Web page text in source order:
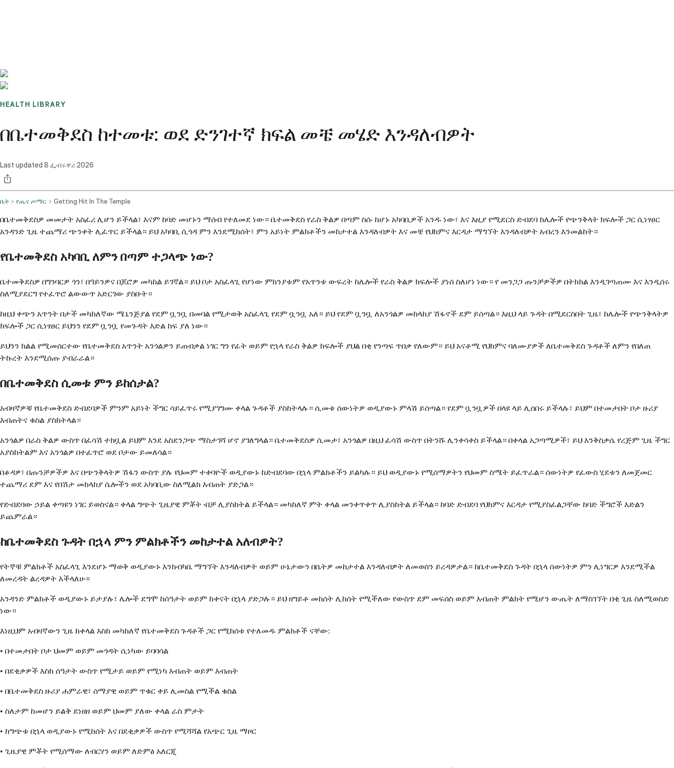
HEALTH LIBRARY
በቤተመቅደስ ከተመቱ: ወደ ድንገተኛ ክፍል መቼ መሄድ እንዳለብዎት
Last updated 8 ፌብሩዋሪ 2026
ቤት የጤና ጦማር Getting Hit In The Temple
በቤተመቅደስዎ መመታት አስፈሪ ሊሆን ይችላል፣ እናም ከባድ መሆኑን ማሰብ የተለመደ ነው። ቤተመቅደስ የራስ ቅልዎ በጣም ስሱ ከሆኑ አካባቢዎች አንዱ ነው፣ እና እዚያ የሚደርስ ድብደባ ከሌሎች የጭንቅላት ክፍሎች ጋር ሲነፃፀር
አንዳንድ ጊዜ ተጨማሪ ጭንቀት ሊፈጥር ይችላል። ይህ አካባቢ ሲጎዳ ምን እንደሚከሰት፣ ምን አይነት ምልክቶችን መከታተል እንዳለብዎት እና መቼ የህክምና እርዳታ ማግኘት እንዳለብዎት አብረን እንመልከት።
የቤተመቅደስ አካባቢ ለምን በጣም ተጋላጭ ነው?
ቤተመቅደስዎ በግንባርዎ ጎን፣ በዓይንዎና በጆሮዎ መካከል ይገኛል። ይህ ቦታ አስፈላጊ የሆነው ምክንያቱም የአጥንቱ ውፍረት ከሌሎች የራስ ቅልዎ ክፍሎች ያነሰ ስለሆነ ነው። የ መንጋጋ ጡንቻዎችዎ በትክክል እንዲገጣጠሙ እና እንዲሰሩ
ስለሚያደርግ የተፈጥሮ ልውውጥ አድርገው ያስቡት።
ከዚህ ቀጭን አጥንት በታች መካከለኛው ሜኒንጅያል የደም ቧንቧ በመባል የሚታወቅ አስፈላጊ የደም ቧንቧ አለ። ይህ የደም ቧንቧ ለአንጎልዎ መከላከያ ሽፋኖች ደም ይሰጣል። እዚህ ላይ ጉዳት በሚደርስበት ጊዜ፣ ከሌሎች የጭንቅላትዎ
ክፍሎች ጋር ሲነፃፀር ይህንን የደም ቧንቧ የመጉዳት እድል ከፍ ያለ ነው።
ይህንን ክልል የሚመሰርተው የቤተመቅደስ አጥንት አንጎልዎን ይጠብቃል ነገር ግን የፊት ወይም የኋላ የራስ ቅልዎ ክፍሎች ያህል በቂ የንጣፍ ጥበቃ የለውም። ይህ አናቶሚ የህክምና ባለሙያዎች ለቤተመቅደስ ጉዳቶች ለምን የበለጠ
ትኩረት እንደሚሰጡ ያብራራል።
በቤተመቅደስ ሲመቱ ምን ይከሰታል?
አብዛኛዎቹ የቤተመቅደስ ድብደባዎች ምንም አይነት ችግር ሳይፈጥሩ የሚያገግሙ ቀላል ጉዳቶች ያስከትላሉ። ሲመቱ ሰውነትዎ ወዲያውኑ ምላሽ ይሰጣል። የደም ቧንቧዎች በላዩ ላይ ሊሰበሩ ይችላሉ፣ ይህም በተመታበት ቦታ ዙሪያ
እብጠትና ቁስል ያስከትላል።
አንጎልዎ በራስ ቅልዎ ውስጥ በፈሳሽ ተከቧል ይህም እንደ አስደንጋጭ ማስታገሻ ሆኖ ያገለግላል። ቤተመቅደስዎ ሲመታ፣ አንጎልዎ በዚህ ፈሳሽ ውስጥ በትንሹ ሊንቀሳቀስ ይችላል። በቀላል አጋጣሚዎች፣ ይህ እንቅስቃሴ የረጅም ጊዜ ችግር
አያስከትልም እና አንጎልዎ በተፈጥሮ ወደ ቦታው ይመለሳል።
በቆዳዎ፣ በጡንቻዎችዎ እና በጭንቅላትዎ ሽፋን ውስጥ ያሉ የህመም ተቀባዮች ወዲያውኑ ከድብደባው በኋላ ምልክቶችን ይልካሉ። ይህ ወዲያውኑ የሚሰማዎትን የህመም ስሜት ይፈጥራል። ሰውነትዎ የፈውስ ሂደቱን ለመጀመር
ተጨማሪ ደም እና የበሽታ መከላከያ ሴሎችን ወደ አካባቢው ስለሚልክ እብጠት ያድጋል።
የድብደባው ኃይል ቀጣዩን ነገር ይወስናል። ቀላል ግጭት ጊዜያዊ ምቾት ብቻ ሊያስከትል ይችላል። መካከለኛ ምት ቀላል መንቀጥቀጥ ሊያስከትል ይችላል። ከባድ ድብደባ የህክምና እርዳታ የሚያስፈልጋቸው ከባድ ችግሮች እድልን
ይጨምራል።
ከቤተመቅደስ ጉዳት በኋላ ምን ምልክቶችን መከታተል አለብዎት?
የትኞቹ ምልክቶች አስፈላጊ እንደሆኑ ማወቅ ወዲያውኑ እንክብካቤ ማግኘት እንዳለብዎት ወይም ሁኔታውን በቤትዎ መከታተል እንዳለብዎት ለመወሰን ይረዳዎታል። ከቤተመቅደስ ጉዳት በኋላ ሰውነትዎ ምን ሊነግርዎ እንደሚችል
ለመረዳት ልረዳዎት እችላለሁ።
አንዳንድ ምልክቶች ወዲያውኑ ይታያሉ፣ ሌሎች ደግሞ ከሰዓታት ወይም ከቀናት በኋላ ያድጋሉ። ይህ ዘግይቶ መከሰት ሊከሰት የሚችለው የውስጥ ደም መፍሰስ ወይም እብጠት ምልክት የሚሆን ውጤት ለማስገኘት በቂ ጊዜ ስለሚወስድ
ነው።
እነዚህም አብዛኛውን ጊዜ ከቀላል እስከ መካከለኛ የቤተመቅደስ ጉዳቶች ጋር የሚከሰቱ የተለመዱ ምልክቶች ናቸው:
• በተመታበት ቦታ ህመም ወይም መጎዳት ሲነካው ይባባሳል
• በደቂቃዎች እስከ ሰዓታት ውስጥ የሚታይ ወይም የሚነካ እብጠት ወይም እብጠት
• በቤተመቅደስ ዙሪያ ሐምራዊ፣ ሰማያዊ ወይም ጥቁር ቀይ ሊመስል የሚችል ቁስል
• ስለታም ከመሆን ይልቅ ደነዘዘ ወይም ህመም ያለው ቀላል ራስ ምታት
• ከግጭቱ በኋላ ወዲያውኑ የሚከሰት እና በደቂቃዎች ውስጥ የሚሻሻል የአጭር ጊዜ ማዞር
• ጊዜያዊ ምቾት የሚሰማው ለብርሃን ወይም ለድምፅ አለርጂ